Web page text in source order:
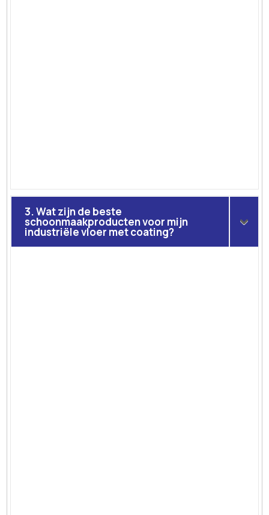
3. Wat zijn de beste
schoonmaakproducten voor mijn
industriële vloer met coating?